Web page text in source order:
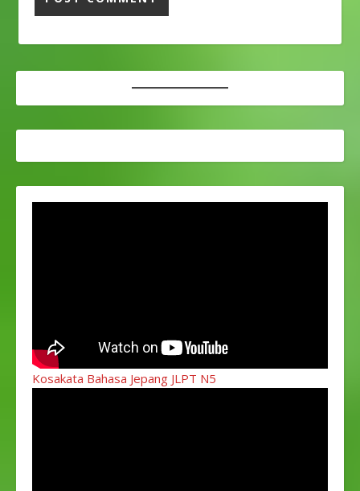
Kosakata Bahasa Jepang JLPT N5